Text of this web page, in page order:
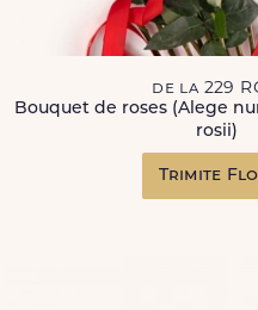
de la 229
Bouquet de roses (Alege
rosii)
Trimite